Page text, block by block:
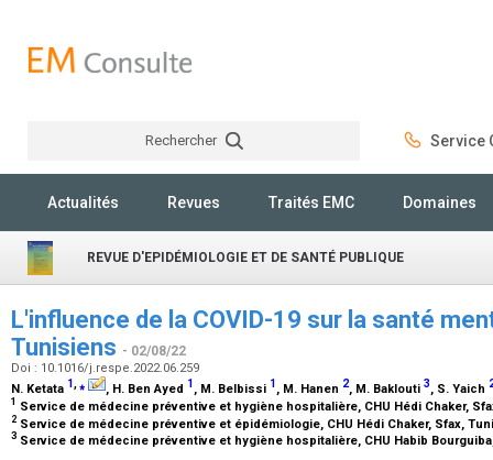
Rechercher Service
Actualités Revues Traités EMC Domaines
REVUE D'EPIDÉMIOLOGIE ET DE SANTÉ PUBLIQUE
L'influence de la COVID-19 sur la santé
Tunisiens - 02/08/22
Doi : 10.1016/j.respe.2022.06.259
N. Ketata 1,⁎ , H. Ben Ayed 1 , M. Belbissi 1 , M. Hanen 2, M. Baklouti 3, S. Yaich
1 Service de médecine préventive et hygiène hospitalière, CHU Hédi Chaker,
2 Service de médecine préventive et épidémiologie, CHU Hédi Chaker, Sfax,
3 Service de médecine préventive et hygiène hospitalière, CHU Habib